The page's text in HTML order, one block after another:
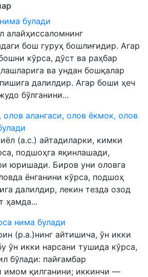
булади
бош гуруҳ бошлиғидир. Агар
кўрса, дўст ва раҳбар
ва ундан бошқалар
далилдир. Агар боши ҳеч
бўлганини...
алангаси, олов ёкмок, олов
(а.с.) айтадиларки, кимки
подшоҳга яқинлашади,
юришади. Биров уни оловга
ёнганини кўрса, подшоҳ
далилдир, лекин тезда озод
ҳамда...
нима булади
(р.а.)нинг айтишича, ўн икки
ўн икки нарсани тушида кўрса,
бўлади: пайғамбар
имом қилганини; иккинчи —